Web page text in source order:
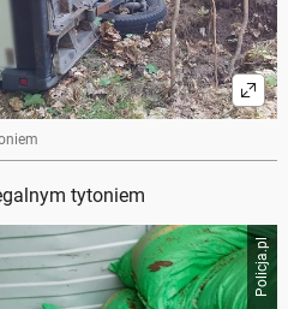
tytoniem
Policja.pl